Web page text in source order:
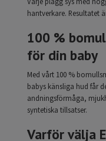
hantverkare. Resultatet
100 %
för din baby
Med vårt 100 %
babys känsliga hud får
andningsförmåga,
syntetiska tillsatser.
Varför välja